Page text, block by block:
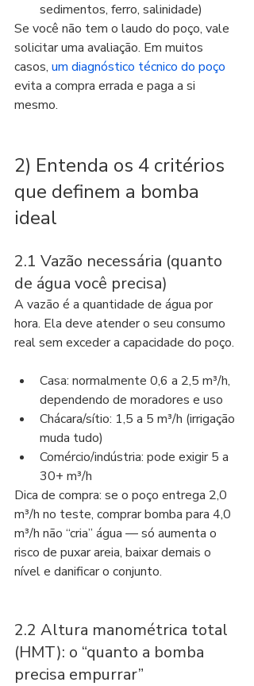
sedimentos, ferro, salinidade)
Se você não tem o laudo do poço, vale
solicitar uma avaliação. Em muitos
casos, um diagnóstico técnico do poço
evita a compra errada e paga a si
mesmo.
2) Entenda os 4 critérios
que definem a bomba
ideal
2.1 Vazão necessária (quanto
de água você precisa)
A vazão é a quantidade de água por
hora. Ela deve atender o seu consumo
real sem exceder a capacidade do poço.
Casa: normalmente 0,6 a 2,5 m³/h,
dependendo de moradores e uso
Chácara/sítio: 1,5 a 5 m³/h (irrigação
muda tudo)
Comércio/indústria: pode exigir 5 a
30+ m³/h
Dica de compra: se o poço entrega 2,0
m³/h no teste, comprar bomba para 4,0
m³/h não “cria” água — só aumenta o
risco de puxar areia, baixar demais o
nível e danificar o conjunto.
2.2 Altura manométrica total
(HMT): o “quanto a bomba
precisa empurrar”